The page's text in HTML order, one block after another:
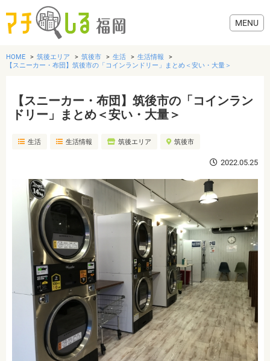
グルメ
美容・健康
歯医者・病院
おでかけ
生活
HOME 筑後エリア 筑後市 生活
生活情報
【スニーカー・布団】筑後市の「コインランドリー」まとめ＜安い・大量＞
【スニーカー・布団】筑後市の「コインラン
ドリー」まとめ＜安い・大量＞
生活 生活情報 筑後エリア 筑後市
2022.05.25